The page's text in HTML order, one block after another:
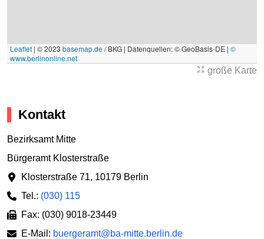
Leaflet | © 2023 basemap.de/ BKG | Datenquellen: © GeoBasis-DE | ©
www.berlinonline.net
große Karte
Kontakt
Bezirksamt Mitte
Bürgeramt Klosterstraße
Klosterstraße 71, 10179 Berlin
Tel.: (030) 115
Fax: (030) 9018-23449
E-Mail: buergeramt@ba-mitte.berlin.de